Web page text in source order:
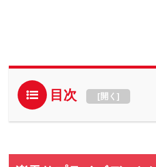
目次 [開く ]